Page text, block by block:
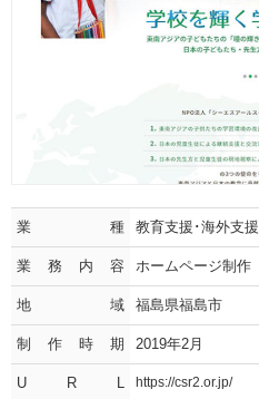
業種 教育支援･海外支援
業務内容 ホームページ制作
地域 福島県福島市
制作時期 2019年2月
U R L https://csr2.or.jp/